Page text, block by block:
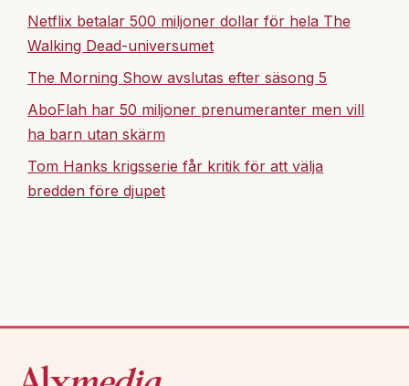
Netflix betalar 500 miljoner dollar för hela The
Walking Dead-universumet
The Morning Show avslutas efter säsong 5
AboFlah har 50 miljoner prenumeranter men vill
ha barn utan skärm
Tom Hanks krigsserie får kritik för att välja
bredden före djupet